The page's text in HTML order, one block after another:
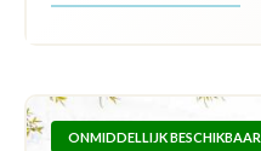
ONMIDDELLIJK BESCHIKBAAR